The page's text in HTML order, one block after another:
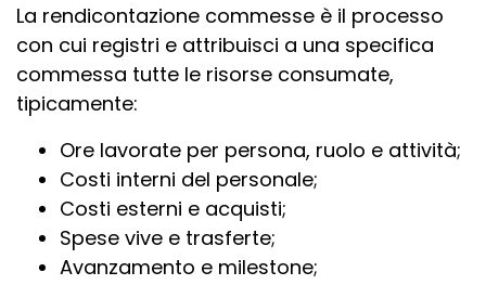
La rendicontazione commesse è il processo
con cui registri e attribuisci a una specifica
commessa tutte le risorse consumate,
tipicamente:
Ore lavorate per persona, ruolo e attività;
Costi interni del personale;
Costi esterni e acquisti;
Spese vive e trasferte;
Avanzamento e milestone;